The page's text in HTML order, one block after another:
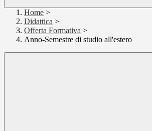
Home >
Didattica >
Offerta Formativa >
Anno-Semestre di studio all'estero